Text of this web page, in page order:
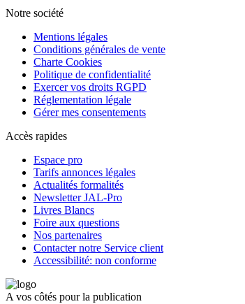
Notre société
Mentions légales
Conditions générales de vente
Charte Cookies
Politique de confidentialité
Exercer vos droits RGPD
Réglementation légale
Gérer mes consentements
Accès rapides
Espace pro
Tarifs annonces légales
Actualités formalités
Newsletter JAL-Pro
Livres Blancs
Foire aux questions
Nos partenaires
Contacter notre Service client
Accessibilité: non conforme
A vos côtés pour la publication